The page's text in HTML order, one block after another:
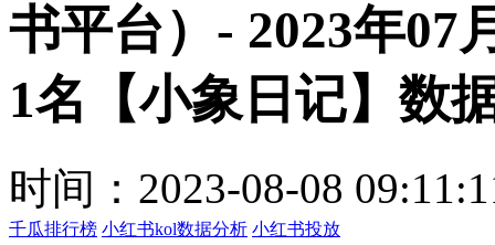
书平台）- 2023年07
1名【小象日记】数
时间：2023-08-08
千瓜排行榜 小红书kol数据分析 小红书投放